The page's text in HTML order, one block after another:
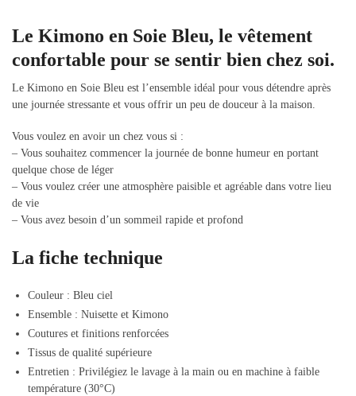
Le Kimono en Soie Bleu, le vêtement
confortable pour se sentir bien chez soi.
Le Kimono en Soie Bleu est l’ensemble idéal pour vous détendre après
une journée stressante et vous offrir un peu de douceur à la maison.
Vous voulez en avoir un chez vous si :
– Vous souhaitez commencer la journée de bonne humeur en portant
quelque chose de léger
– Vous voulez créer une atmosphère paisible et agréable dans votre lieu
de vie
– Vous avez besoin d’un sommeil rapide et profond
La fiche technique
Couleur : Bleu ciel
Ensemble : Nuisette et Kimono
Coutures et finitions renforcées
Tissus de qualité supérieure
Entretien : Privilégiez le lavage à la main ou en machine à faible
température (30°C)